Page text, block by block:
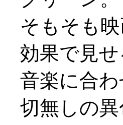
そもそも
効果で見
音楽に合
切無しの